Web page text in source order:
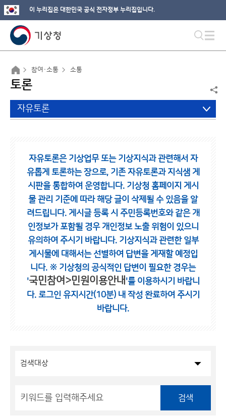
이 누리집은 대한민국 공식 전자정부 누리집입니다.
참여·소통 소통
토론
자유토론
자유토론은 기상업무 또는 기상지식과 관련해서 자
유롭게 토론하는 장으로, 기존 자유토론과 지식샘 게
시판을 통합하여 운영합니다. 기상청 홈페이지 게시
물 관리 기준에 따라 해당 글이 삭제될 수 있음을 알
려드립니다. 게시글 등록 시 주민등록번호와 같은 개
인정보가 포함될 경우 개인정보 노출 위험이 있으니
유의하여 주시기 바랍니다. 기상지식과 관련한 일부
게시물에 대해서는 선별하여 답변을 게재할 예정입
니다. ※ 기상청의 공식적인 답변이 필요한 경우는
'국민참여>민원이용안내 '를 이용하시기 바랍니
다. 로그인 유지시간(10분) 내 작성 완료하여 주시기
바랍니다.
검색